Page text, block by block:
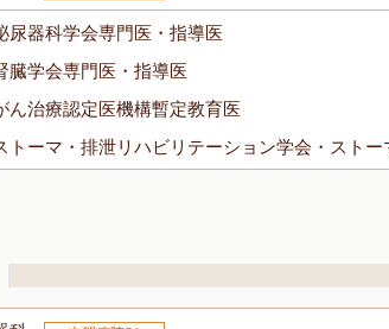
尿器科学会専門医・指導医
臓学会専門医・指導医
ん治療認定医機構暫定教育医
トーマ・排泄リハビリテーション学会・ストー